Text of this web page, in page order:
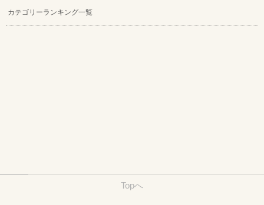
カテゴリーランキング一覧
Topへ